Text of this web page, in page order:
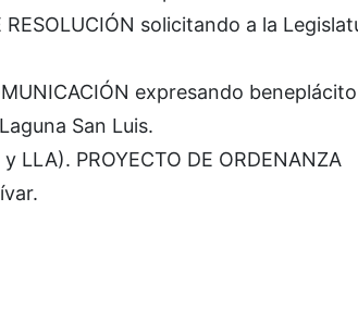
solicitando a la
expresando
San Luis.
PROYECTO DE ORDENANZA